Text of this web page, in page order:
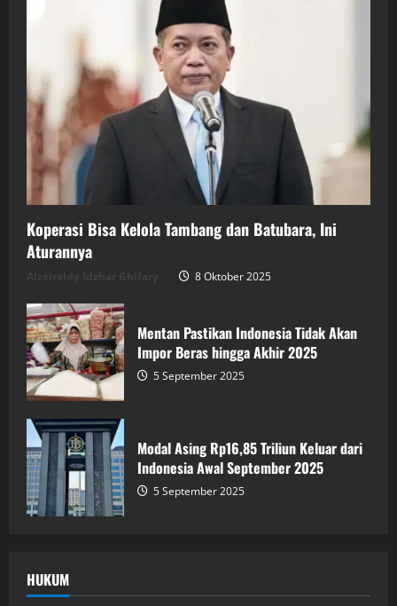
Koperasi Bisa Kelola Tambang dan Batubara, Ini
Aturannya
8 Oktober 2025
Mentan Pastikan Indonesia Tidak Akan
Impor Beras hingga Akhir 2025
5 September 2025
Modal Asing Rp16,85 Triliun Keluar dari
Indonesia Awal September 2025
5 September 2025
HUKUM